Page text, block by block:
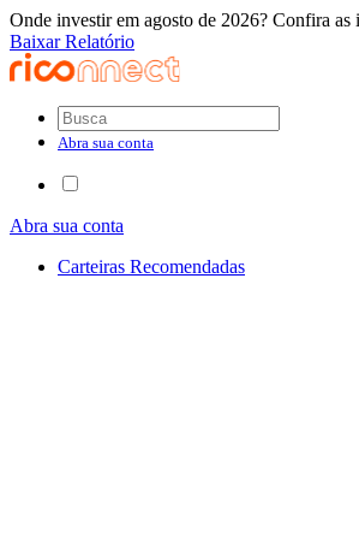
Onde investir em agosto de 2026? Confira as
Baixar Relatório
Abra sua conta
Abra sua conta
Carteiras Recomendadas